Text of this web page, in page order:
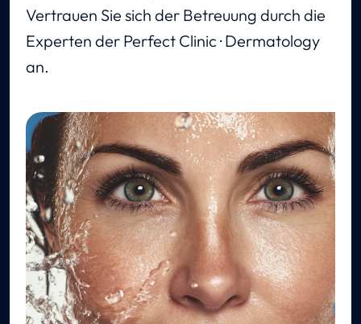
Vertrauen Sie sich der Betreuung durch die
Experten der Perfect Clinic · Dermatology
an.